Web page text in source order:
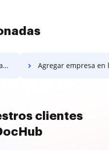
Agregar empresa en la Plantilla de Propuesta
clientes